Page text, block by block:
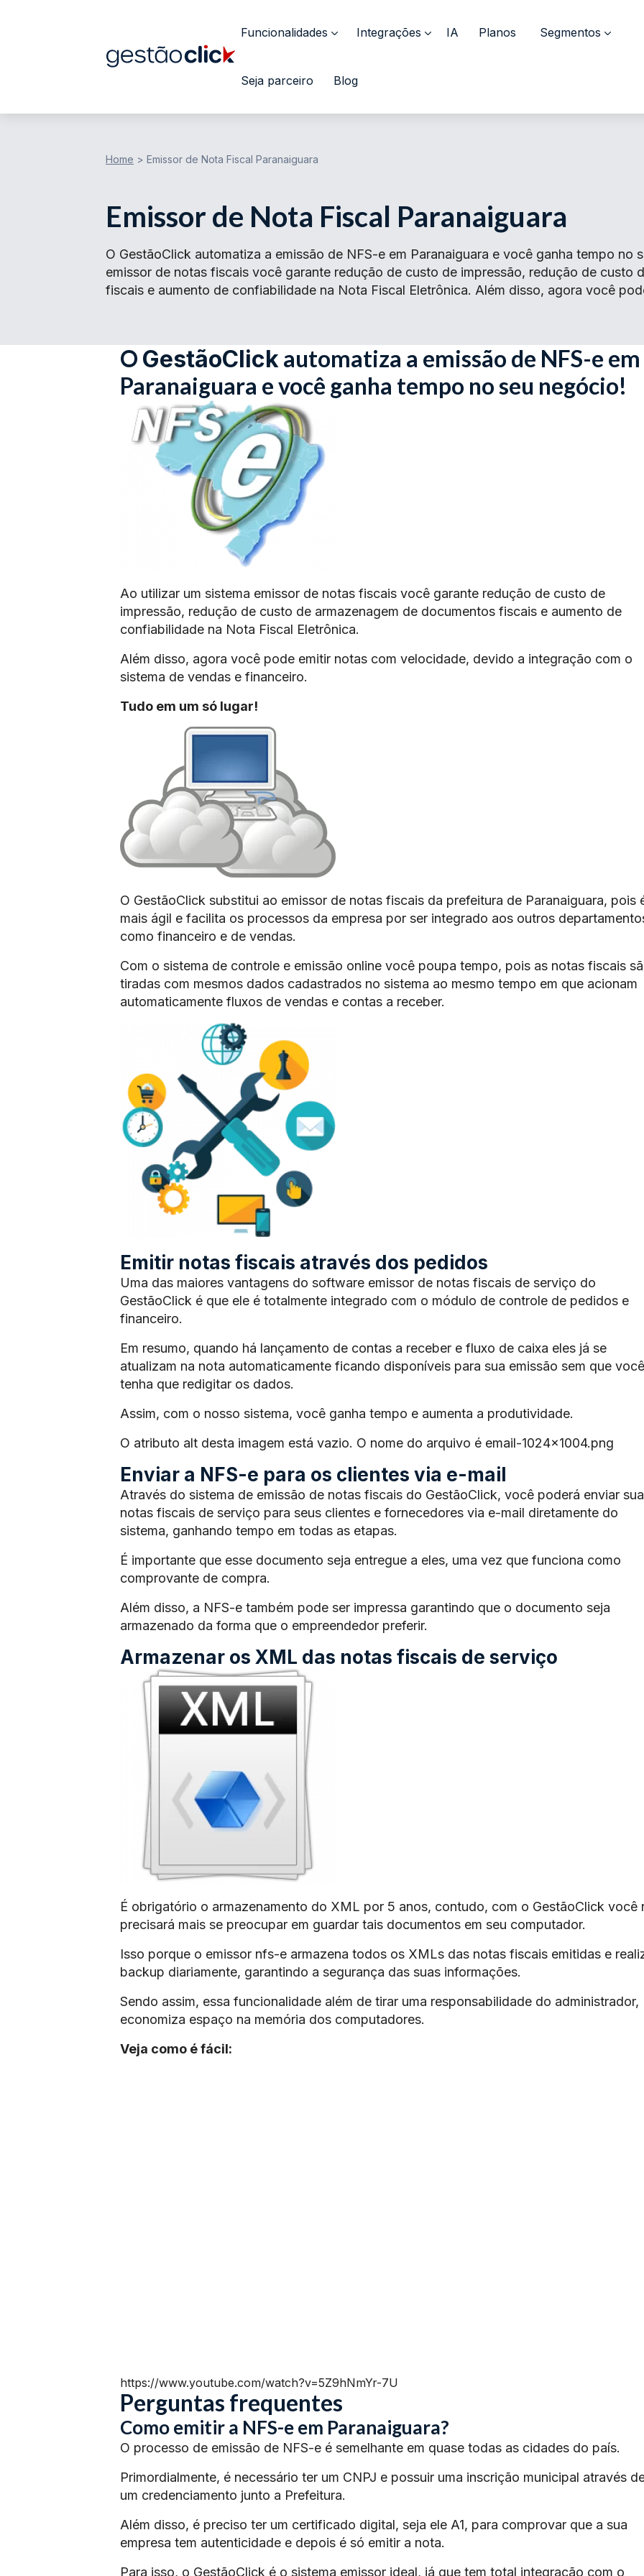
Funcionalidades Integrações IA Planos Segmentos
Seja parceiro Blog
Home > Emissor de Nota Fiscal Paranaiguara
Emissor de Nota Fiscal Paranaiguara
O GestãoClick automatiza a emissão de NFS-e em Paranaiguara e você ganha tempo no
emissor de notas fiscais você garante redução de custo de impressão, redução de custo
fiscais e aumento de confiabilidade na Nota Fiscal Eletrônica. Além disso, agora você
O GestãoClickautomatiza a emissão de NFS-e em
Paranaiguara e você ganha tempo no seu negócio!
Ao utilizar um sistema emissor de notas fiscais você garante redução de custo de
impressão, redução de custo de armazenagem de documentos fiscais e aumento de
confiabilidade na Nota Fiscal Eletrônica.
Além disso, agora você pode emitir notas com velocidade, devido a integração com o
sistema de vendas e financeiro.
Tudo em um só lugar!
O GestãoClick substitui ao emissor de notas fiscais da prefeitura de Paranaiguara, pois
mais ágil e facilita os processos da empresa por ser integrado aos outros
como financeiro e de vendas.
Com o sistema de controle e emissão online você poupa tempo, pois as notas fiscais
tiradas com mesmos dados cadastrados no sistema ao mesmo tempo em que acionam
automaticamente fluxos de vendas e contas a receber.
Emitir notas fiscais através dos pedidos
Uma das maiores vantagens do software emissor de notas fiscais de serviço do
GestãoClick é que ele é totalmente integrado com o módulo de controle de pedidos e
financeiro.
Em resumo, quando há lançamento de contas a receber e fluxo de caixa eles já se
atualizam na nota automaticamente ficando disponíveis para sua emissão sem que você
tenha que redigitar os dados.
Assim, com o nosso sistema, você ganha tempo e aumenta a produtividade.
O atributo alt desta imagem está vazio. O nome do arquivo é email-1024×1004.png
Enviar a NFS-e para os clientes via e-mail
Através do sistema de emissão de notas fiscais do GestãoClick, você poderá enviar
notas fiscais de serviço para seus clientes e fornecedores via e-mail diretamente do
sistema, ganhando tempo em todas as etapas.
É importante que esse documento seja entregue a eles, uma vez que funciona como
comprovante de compra.
Além disso, a NFS-e também pode ser impressa garantindo que o documento seja
armazenado da forma que o empreendedor preferir.
Armazenar os XML das notas fiscais de serviço
É obrigatório o armazenamento do XML por 5 anos, contudo, com o GestãoClick você
precisará mais se preocupar em guardar tais documentos em seu computador.
Isso porque o emissor nfs-e armazena todos os XMLs das notas fiscais emitidas e
backup diariamente, garantindo a segurança das suas informações.
Sendo assim, essa funcionalidade além de tirar uma responsabilidade do administrador,
economiza espaço na memória dos computadores.
Veja como é fácil:
https://www.youtube.com/watch?v=5Z9hNmYr-7U
Perguntas frequentes
Como emitir a NFS-e em Paranaiguara?
O processo de emissão de NFS-e é semelhante em quase todas as cidades do país.
Primordialmente, é necessário ter um CNPJ e possuir uma inscrição municipal através
um credenciamento junto a Prefeitura.
Além disso, é preciso ter um certificado digital, seja ele A1, para comprovar que a sua
empresa tem autenticidade e depois é só emitir a nota.
Para isso, o GestãoClick é o sistema emissor ideal, já que tem total integração com o